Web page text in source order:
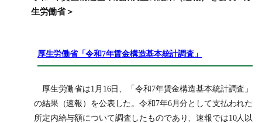
生労働省＞
厚生労働省「令和7年賃金構造基本統計調査」
厚生労働省は1月16日、「令和7年賃金構造基本統計調査」
の結果（速報）を公表した。令和7年6月分として支払われた
所定内給与額について調査したものであり、速報では10人以